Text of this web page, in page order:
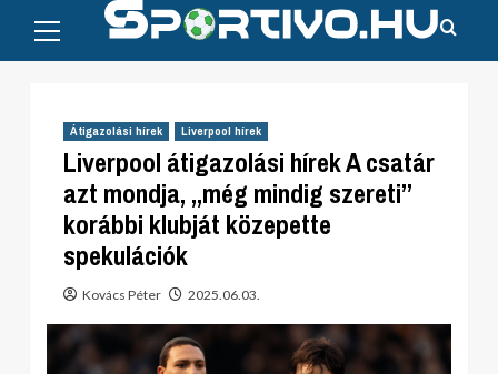
content
Menu
Átigazolási hírek Liverpool hírek
Liverpool átigazolási hírek A csatár
azt mondja, „még mindig szereti”
korábbi klubját közepette
spekulációk
Kovács Péter 2025.06.03.